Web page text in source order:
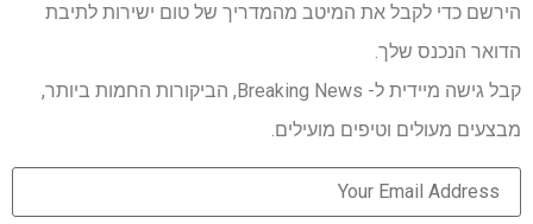
הירשם כדי לקבל את המיטב מהמדריך של טום ישירות לתיבת
הדואר הנכנס שלך.
קבל גישה מיידית ל- Breaking News, הביקורות החמות ביותר,
מבצעים מעולים וטיפים מועילים.